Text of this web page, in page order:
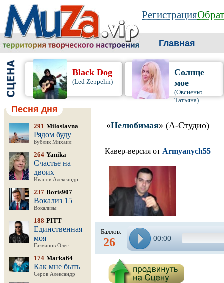
Регистрация
Главная
Black Dog
(Led Zeppelin)
Солнце
мое
(Овсиенко
Татьяна)
Песня дня
291 Miloslavna
Рядом буду
Бублик Михаил
264 Yanika
Счастье на
двоих
Иванов Александр
237 Boris907
Вокализ 15
Вокализы
188 PITT
Единственная
моя
Газманов Олег
174 Marka64
Как мне быть
Серов Александр
«Нелюбимая» (А-Студио)
Кавер-версия от Armyanych55
Баллов:
26 00:00